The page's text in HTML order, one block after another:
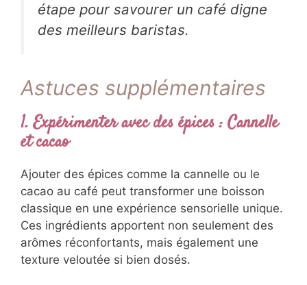
étape pour savourer un café digne
des meilleurs baristas.
Astuces supplémentaires
1.Expérimenter avec des épices : Cannelle
et cacao
Ajouter des épices comme la cannelle ou le
cacao au café peut transformer une boisson
classique en une expérience sensorielle unique.
Ces ingrédients apportent non seulement des
arômes réconfortants, mais également une
texture veloutée si bien dosés.